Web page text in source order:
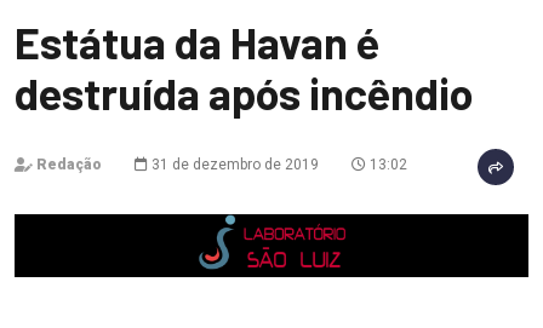
Estátua da Havan é
destruída após incêndio
Redação 31 de dezembro de 2019 13:02